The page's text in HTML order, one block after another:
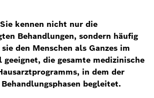
kennen nicht nur die
Behandlungen, sondern häufig
den Menschen als Ganzes im
die gesamte medizinische
in dem der
begleitet.